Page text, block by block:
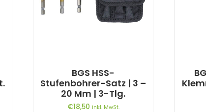
BGS HSS-
Stufenbohrer-Satz | 3 –
20 Mm | 3-Tlg.
€18,50 inkl. MwSt.